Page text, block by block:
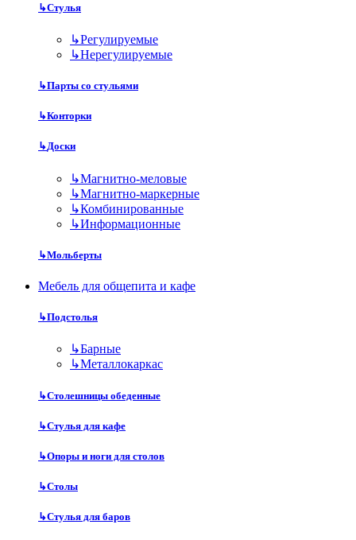
↳Стулья
↳Регулируемые
↳Нерегулируемые
↳Парты со стульями
↳Конторки
↳Доски
↳Магнитно-меловые
↳Магнитно-маркерные
↳Комбинированные
↳Информационные
↳Мольберты
Мебель для общепита и кафе
↳Подстолья
↳Барные
↳Металлокаркас
↳Столешницы обеденные
↳Стулья для кафе
↳Опоры и ноги для столов
↳Столы
↳Стулья для баров